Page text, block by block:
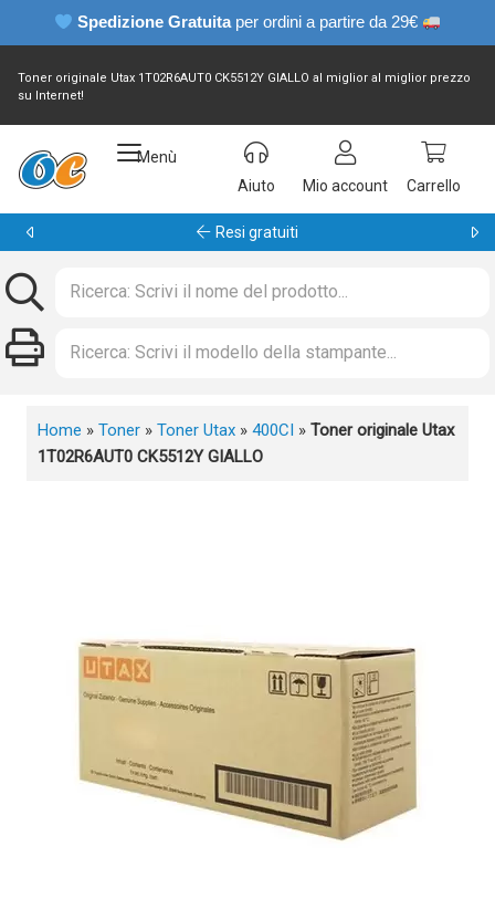
Spedizione Gratuita per ordini a partire da 29€
Toner originale Utax 1T02R6AUT0 CK5512Y GIALLO al miglior al miglior prezzo
su Internet!
Menù
Aiuto
Mio account Carrello
Garanzia 24 mesi
Home » Toner » Toner Utax » 400CI » Toner originale Utax
1T02R6AUT0 CK5512Y GIALLO